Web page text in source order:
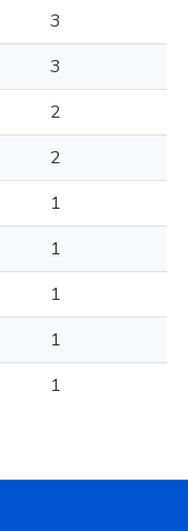
3
3
2
2
1
1
1
1
1